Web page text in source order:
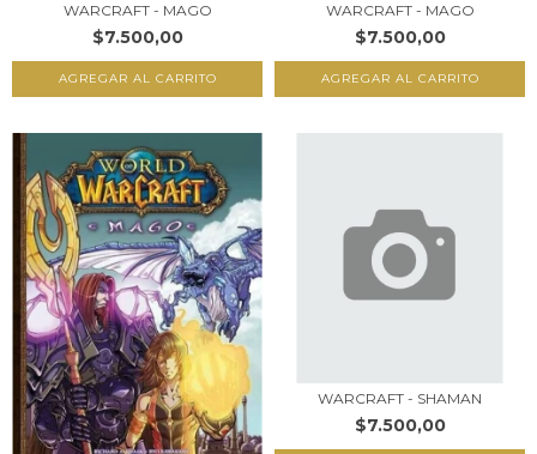
WARCRAFT - MAGO
$7.500,00
WARCRAFT - MAGO
$7.500,00
WARCRAFT - SHAMAN
$7.500,00